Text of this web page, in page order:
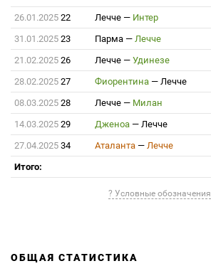
26.01.2025 22 Лечче — Интер
31.01.2025 23 Парма — Лечче
21.02.2025 26 Лечче — Удинезе
28.02.2025 27 Фиорентина — Лечче
08.03.2025 28 Лечче — Милан
14.03.2025 29 Дженоа — Лечче
27.04.2025 34 Аталанта — Лечче
Итого:
? Условные обозначения
ОБЩАЯ СТАТИСТИКА